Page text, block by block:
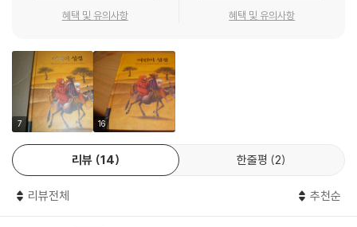
3. 성서의 이해를 돕는 창의적인 일러스트레이션
영하는데 그치지 않고 독자들의 이해를 돕기 위해 예술적으로 창의적인 해
석을 덧붙이기도 했다. 모세가 하나님을 만난 가시덤불과 유대교의 메노
라, 슬픔에 잠긴 욥의 옷에 부착된 다윗의 별 등은 일러스트레이터의 창의
적인 해석이 돋보이는 부분이다. 특히 산상수훈(예수님이 산 위에서 주신
가르침)편에는 마더 테레사, 마틴 루터 킹, 소피 숄, 마하트마 간디, 성자
프란체스코 등 산상수훈의 정신을 자신의 삶으로 살아냈던 사람들의 모습
을 삽화에 담아냈다.
있도록 어린이 성경을 엮었어요. 우리에게 익숙한 하나님의 창조 이야기에
사자와 코뿔소를, 동시에 딱정벌레와 달팽이를 소개했죠. 하나님이 만드신
세계 속에서는 작고 연약한 벌레들도 주인공이 된답니다. 보아스가 룻을
대접할 때에 ‘빵과 함께 과일즙’을 같이 내어 주었다는 이야기에서는 보아
스의 친절함이 생생하게 느껴지고요. 성경의 사건들이 살아 숨 쉬며 우리
에게 다가오네요. 성경 구절구절, 우리가 미처 보지 못했던 것들을 확대경
을 들고 보여주듯 이야기를 들려줍니다.
혜택 및 유의사항 혜택 및 유의사항
7 16
리뷰 14 한줄평 2
리뷰전체 추천순